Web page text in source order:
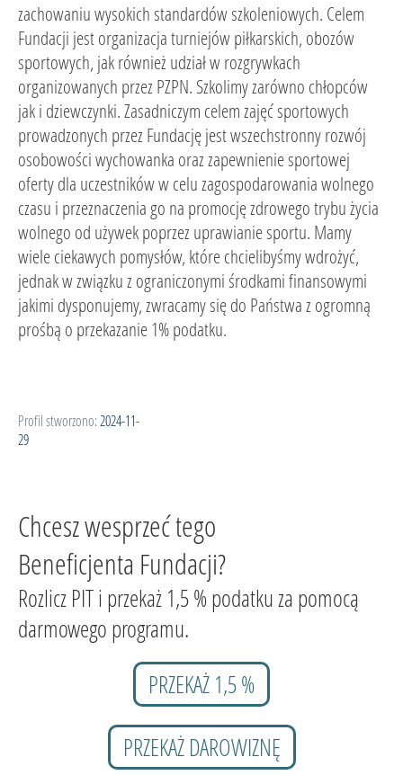
zachowaniu wysokich standardów szkoleniowych. Celem
Fundacji jest organizacja turniejów piłkarskich, obozów
sportowych, jak również udział w rozgrywkach
organizowanych przez PZPN. Szkolimy zarówno chłopców
jak i dziewczynki. Zasadniczym celem zajęć sportowych
prowadzonych przez Fundację jest wszechstronny rozwój
osobowości wychowanka oraz zapewnienie sportowej
oferty dla uczestników w celu zagospodarowania wolnego
czasu i przeznaczenia go na promocję zdrowego trybu życia
wolnego od używek poprzez uprawianie sportu. Mamy
wiele ciekawych pomysłów, które chcielibyśmy wdrożyć,
jednak w związku z ograniczonymi środkami finansowymi
jakimi dysponujemy, zwracamy się do Państwa z ogromną
prośbą o przekazanie 1% podatku.
Profil stworzono: 2024-11-
29
Chcesz wesprzeć tego
Beneficjenta Fundacji?
Rozlicz PIT i przekaż 1,5 % podatku za pomocą
darmowego programu.
PRZEKAŻ 1,5 %
PRZEKAŻ DAROWIZNĘ